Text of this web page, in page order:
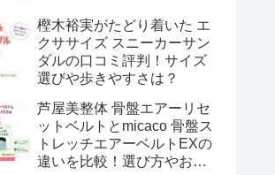
樫木裕実がたどり着いた エ
クササイズ スニーカーサン
ダルの口コミ評判！サイズ
選びや歩きやすさは？
芦屋美整体 骨盤エアーリセ
ットベルトとmicaco 骨盤ス
トレッチエアーベルトEXの
違いを比較！選び方やおす